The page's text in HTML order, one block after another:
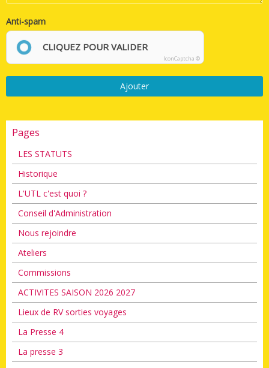
Anti-spam
CLIQUEZ POUR VALIDER
IconCaptcha ©
Ajouter
Pages
LES STATUTS
Historique
L'UTL c'est quoi ?
Conseil d'Administration
Nous rejoindre
Ateliers
Commissions
ACTIVITES SAISON 2026 2027
Lieux de RV sorties voyages
La Presse 4
La presse 3